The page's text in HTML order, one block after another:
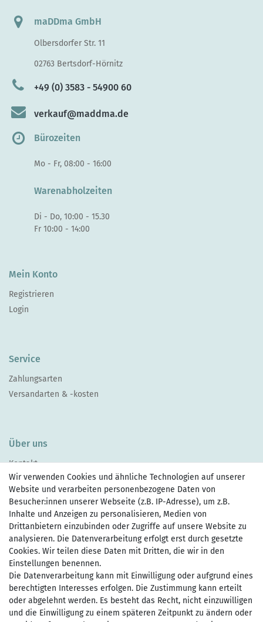
maDDma GmbH
Olbersdorfer Str. 11
02763 Bertsdorf-Hörnitz
+49 (0) 3583 - 54900 60
verkauf@maddma.de
Bürozeiten
Mo - Fr, 08:00 - 16:00
Warenabholzeiten
Di - Do, 10:00 - 15.30
Fr 10:00 - 14:00
Mein Konto
Registrieren
Login
Service
Zahlungsarten
Versandarten & -kosten
Über uns
Kontakt
Zahlen Sie bequem per
Wir versenden mit
Wir verwenden Cookies und ähnliche Technologien auf unserer
Website und verarbeiten personenbezogene Daten von
Besucher:innen unserer Webseite (z.B. IP-Adresse), um z.B.
Inhalte und Anzeigen zu personalisieren, Medien von
Drittanbietern einzubinden oder Zugriffe auf unsere Website zu
analysieren. Die Datenverarbeitung erfolgt erst durch gesetzte
Cookies. Wir teilen diese Daten mit Dritten, die wir in den
Einstellungen benennen.
Die Datenverarbeitung kann mit Einwilligung oder aufgrund eines
berechtigten Interesses erfolgen. Die Zustimmung kann erteilt
oder abgelehnt werden. Es besteht das Recht, nicht einzuwilligen
und die Einwilligung zu einem späteren Zeitpunkt zu ändern oder